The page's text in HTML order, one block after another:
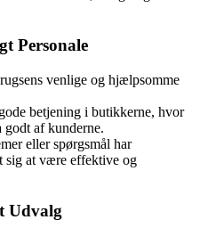
Personale
venlige og hjælpsomme
betjening i butikkerne, hvor
godt af kunderne.
eller spørgsmål har
sig at være effektive og
Udvalg